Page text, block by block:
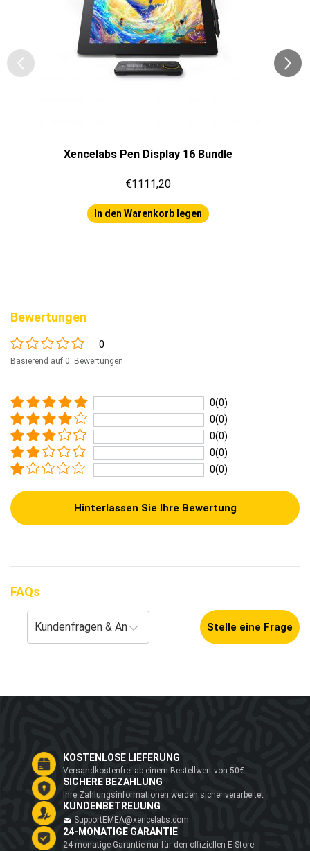
Xencelabs Pen Display 16 Bundle
€1111,20
In den Warenkorb legen
Bewertungen
0
Basierend auf 0 Bewertungen
0(0)
0(0)
0(0)
0(0)
0(0)
Hinterlassen Sie Ihre Bewertung
FAQs
Stelle eine Frage
KOSTENLOSE LIEFERUNG
Versandkostenfrei ab einem Bestellwert von 50€
SICHERE BEZAHLUNG
Ihre Zahlungsinformationen werden sicher verarbeitet
KUNDENBETREUUNG
SupportEMEA@xencelabs.com
24-MONATIGE GARANTIE
24-monatige Garantie nur für den offiziellen E-Store